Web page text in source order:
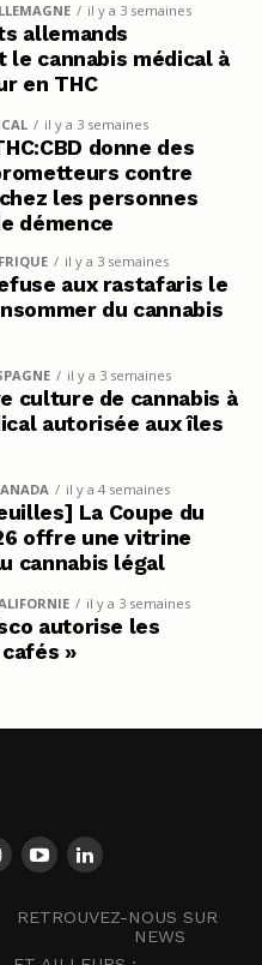
il y a 3 semaines
allemands
le cannabis médical à
en THC
il y a 3 semaines
donne des
contre
les personnes
démence
il y a 3 semaines
aux rastafaris le
du cannabis
il y a 3 semaines
culture de cannabis à
autorisée aux îles
il y a 4 semaines
La Coupe du
offre une vitrine
cannabis légal
il y a 3 semaines
autorise les
»
RETROUVEZ-NOUS SUR
NEWS